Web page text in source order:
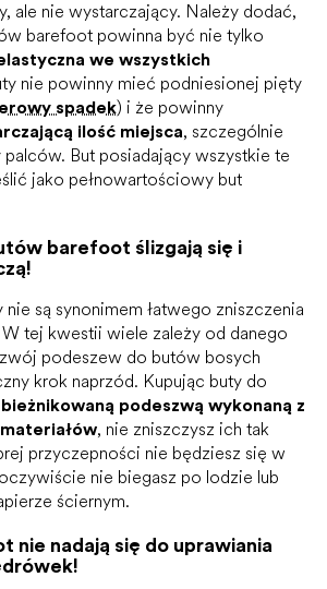
ale nie wystarczający. Należy dodać,
barefoot powinna być nie tylko
we wszystkich
nie powinny mieć podniesionej pięty
spadek) i że powinny
ilość miejsca, szczególnie
But posiadający wszystkie te
jako pełnowartościowy but
barefoot ślizgają się i
są synonimem łatwego zniszczenia
tej kwestii wiele zależy od danego
podeszew do butów bosych
krok naprzód. Kupując buty do
bieżnikowaną podeszwą wykonaną z
, nie zniszczysz ich tak
przyczepności nie będziesz się w
nie biegasz po lodzie lub
ściernym.
nie nadają się do uprawiania